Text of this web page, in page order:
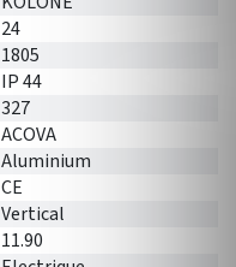
24
1805
IP 44
327
ACOVA
Aluminium
CE
Vertical
11.90